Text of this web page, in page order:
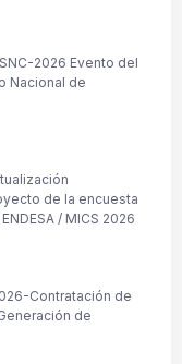
2026 Evento del
Nacional de
de la encuesta
/ MICS 2026
Contratación de
de